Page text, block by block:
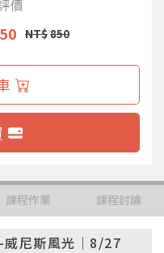
價
NT$850
課程作業 課程討論
威尼斯風光｜8/27